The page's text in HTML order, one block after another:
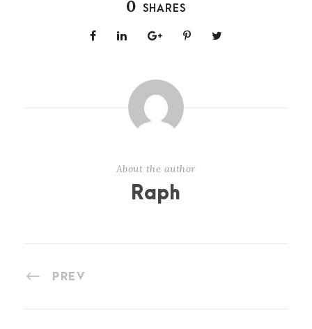
0 SHARES
About the author
Raph
PREV